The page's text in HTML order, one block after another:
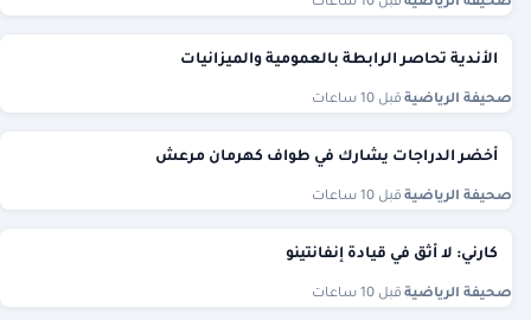
صحيفة الرياضية قبل 10 ساعات
الأندية تحاصر الرابطة بالعمومية والميزانيات
صحيفة الرياضية قبل 10 ساعات
أخضر الدراجات يشارك في طواف كهرمان مرعش
صحيفة الرياضية قبل 10 ساعات
كارني: لا أثق في قيادة إنفانتينو
صحيفة الرياضية قبل 10 ساعات